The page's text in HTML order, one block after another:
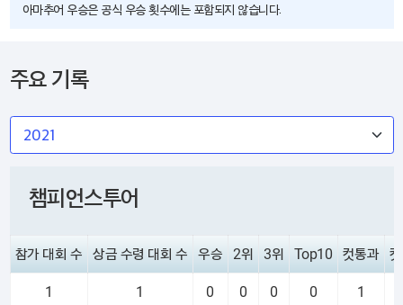
아마추어 우승은 공식 우승 횟수에는 포함되지 않습니다.
주요 기록
챔피언스투어
참가 대회 수 상금 수령 대회 수 우승 2위 3위 Top10 컷통과
1 1 0 0 0 0 1